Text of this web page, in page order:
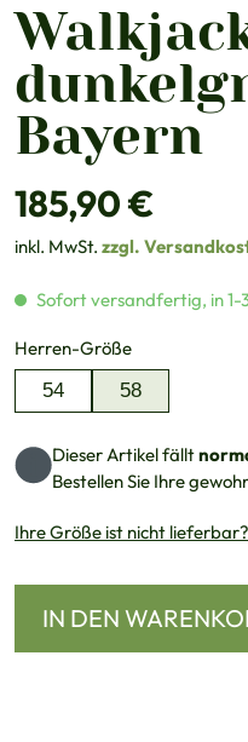
Bayern
Regulärer Preis:
185,90 €
inkl. MwSt. zzgl.
Sofort versandfertig, in 1-
Herren-Größeauswählen
54
58
Dieser Artikel fällt
Bestellen Sie Ihre
Ihre Größe ist nicht lieferbar?
IN DEN